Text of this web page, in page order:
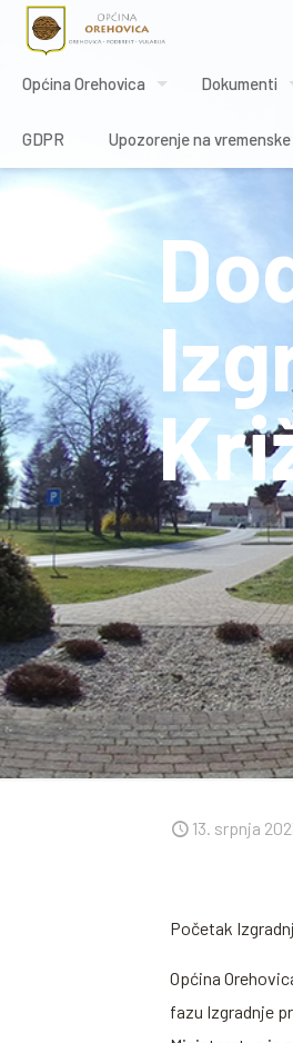
Općina Orehovica Dokumenti
GDPR Upozorenje na
13. srpnja
Početak
Općina
fazu Izgradnje